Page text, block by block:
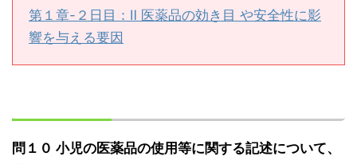
第１章-２日目：Ⅱ 医薬品の効き目 や安全性に影
響を与える要因
問１０ 小児の医薬品の使用等に関する記述について、